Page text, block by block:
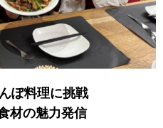
ぽ料理に挑戦
材の魅力発信